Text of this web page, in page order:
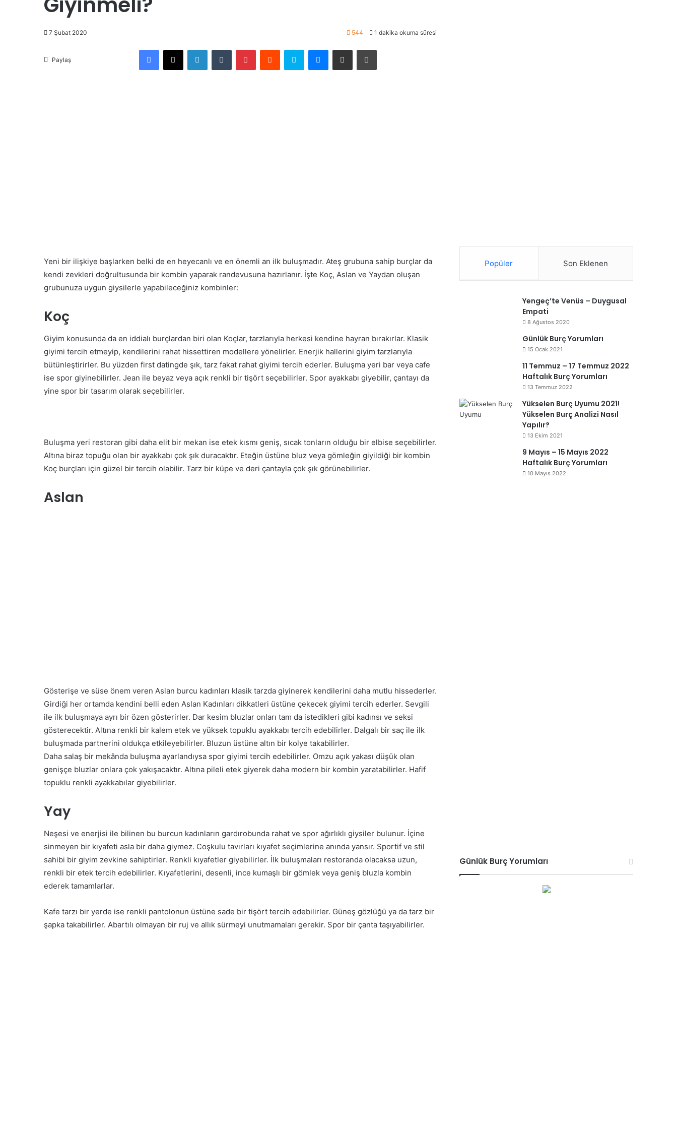
7 Şubat 2020 544 1 dakika okuma süresi
Paylaş
Facebook X LinkedIn Tumblr Pinterest Reddit Skype Messenger E-Posta ile paylaş Yazdır
Yeni bir ilişkiye başlarken belki de en heyecanlı ve en önemli an ilk buluşmadır. Ateş grubuna sahip burçlar da
kendi zevkleri doğrultusunda bir kombin yaparak randevusuna hazırlanır. İşte Koç, Aslan ve Yaydan oluşan
grubunuza uygun giysilerle yapabileceğiniz kombinler:
Koç
Giyim konusunda da en iddialı burçlardan biri olan Koçlar, tarzlarıyla herkesi kendine hayran bırakırlar. Klasik
giyimi tercih etmeyip, kendilerini rahat hissettiren modellere yönelirler. Enerjik hallerini giyim tarzlarıyla
bütünleştirirler. Bu yüzden first datingde şık, tarz fakat rahat giyimi tercih ederler. Buluşma yeri bar veya cafe
ise spor giyinebilirler. Jean ile beyaz veya açık renkli bir tişört seçebilirler. Spor ayakkabı giyebilir, çantayı da
yine spor bir tasarım olarak seçebilirler.
Buluşma yeri restoran gibi daha elit bir mekan ise etek kısmı geniş, sıcak tonların olduğu bir elbise seçebilirler.
Altına biraz topuğu olan bir ayakkabı çok şık duracaktır. Eteğin üstüne bluz veya gömleğin giyildiği bir kombin
Koç burçları için güzel bir tercih olabilir. Tarz bir küpe ve deri çantayla çok şık görünebilirler.
Aslan
Gösterişe ve süse önem veren Aslan burcu kadınları klasik tarzda giyinerek kendilerini daha mutlu hissederler.
Girdiği her ortamda kendini belli eden Aslan Kadınları dikkatleri üstüne çekecek giyimi tercih ederler. Sevgili
ile ilk buluşmaya ayrı bir özen gösterirler. Dar kesim bluzlar onları tam da istedikleri gibi kadınsı ve seksi
gösterecektir. Altına renkli bir kalem etek ve yüksek topuklu ayakkabı tercih edebilirler. Dalgalı bir saç ile ilk
buluşmada partnerini oldukça etkileyebilirler. Bluzun üstüne altın bir kolye takabilirler.
Daha salaş bir mekânda buluşma ayarlandıysa spor giyimi tercih edebilirler. Omzu açık yakası düşük olan
genişçe bluzlar onlara çok yakışacaktır. Altına pileli etek giyerek daha modern bir kombin yaratabilirler. Hafif
topuklu renkli ayakkabılar giyebilirler.
Yay
Neşesi ve enerjisi ile bilinen bu burcun kadınların gardırobunda rahat ve spor ağırlıklı giysiler bulunur. İçine
sinmeyen bir kıyafeti asla bir daha giymez. Coşkulu tavırları kıyafet seçimlerine anında yansır. Sportif ve stil
sahibi bir giyim zevkine sahiptirler. Renkli kıyafetler giyebilirler. İlk buluşmaları restoranda olacaksa uzun,
renkli bir etek tercih edebilirler. Kıyafetlerini, desenli, ince kumaşlı bir gömlek veya geniş bluzla kombin
ederek tamamlarlar.
Kafe tarzı bir yerde ise renkli pantolonun üstüne sade bir tişört tercih edebilirler. Güneş gözlüğü ya da tarz bir
şapka takabilirler. Abartılı olmayan bir ruj ve allık sürmeyi unutmamaları gerekir. Spor bir çanta taşıyabilirler.
Popüler Son Eklenen
Yengeç’te Venüs – Duygusal
Empati
8 Ağustos 2020
Günlük Burç Yorumları
15 Ocak 2021
11 Temmuz – 17 Temmuz 2022
Haftalık Burç Yorumları
13 Temmuz 2022
Yükselen Burç Uyumu 2021!
Yükselen Burç Analizi Nasıl
Yapılır?
13 Ekim 2021
9 Mayıs – 15 Mayıs 2022
Haftalık Burç Yorumları
10 Mayıs 2022
Günlük Burç Yorumları